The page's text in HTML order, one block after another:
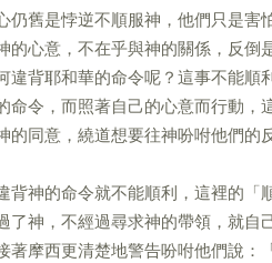
仍舊是悖逆不順服神，他們只是害
的心意，不在乎與神的關係，反倒
違背耶和華的命令呢？這事不能
命令，而照著自己的心意而行動，
同意，繞道想要往神吩咐他們的
背神的命令就不能順利，這裡的「
了神，不經過尋求神的帶領，就自
著摩西更清楚地警告吩咐他們說：